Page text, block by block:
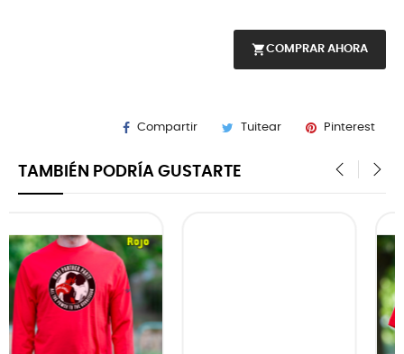
shopping_cartCOMPRAR AHORA
Compartir Tuitear Pinterest
TAMBIÉN PODRÍA GUSTARTE